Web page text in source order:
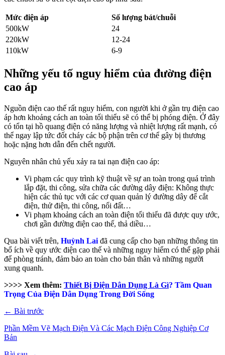
Mức điện áp
Số lượng bát/chuỗi
500kW
24
220kW
12-24
110kW
6-9
Những yếu tố nguy hiểm của đường điện
cao áp
Nguồn điện cao thế rất nguy hiểm, con người khi ở gần trụ điện cao
áp hơn khoảng cách an toàn tối thiểu sẽ có thể bị phóng điện. Ở đây
có tổn tại hồ quang điện có năng lượng và nhiệt lượng rất mạnh, có
thể ngay lập tức đốt cháy các bộ phận trên cơ thể gây bị thương
hoặc nặng hơn dẫn đến chết người.
Nguyên nhân chủ yếu xảy ra tai nạn điện cao áp:
Vi phạm các quy trình kỹ thuật về sự an toàn trong quá trình
lắp đặt, thi công, sửa chữa các đường dây điện: Không thực
hiện các thủ tục với các cơ quan quản lý đường dây để cắt
điện, thử điện, thi công, nối đất…
Vi phạm khoảng cách an toàn điện tối thiểu đã được quy ước,
chơi gần đường điện cao thế, thả diều…
Qua bài viết trên, Huỳnh Lai đã cung cấp cho bạn những thông tin
bổ ích về quy ước điện cao thế và những nguy hiểm có thể gặp phải
để phòng tránh, đảm bảo an toàn cho bản thân và những người
xung quanh.
>>>> Xem thêm: Thiết Bị Điện Dân Dụng Là Gì? Tầm Quan
Trọng Của Điện Dân Dụng Trong Đời Sống
← Bài trước
Phần Mềm Vẽ Mạch Điện Và Các Mạch Điện Công Nghiệp Cơ
Bản